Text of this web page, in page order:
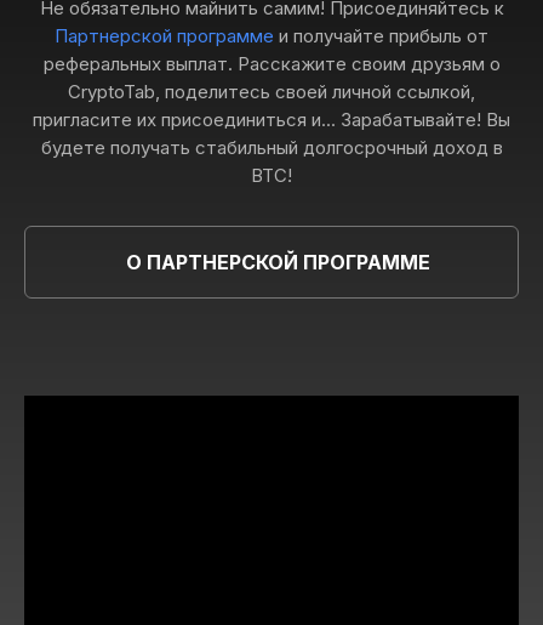
Не обязательно майнить самим! Присоединяйтесь к
Партнерской программе и получайте прибыль от
реферальных выплат. Расскажите своим друзьям о
CryptoTab, поделитесь своей личной ссылкой,
пригласите их присоединиться и... Зарабатывайте! Вы
будете получать стабильный долгосрочный доход в
BTC!
О ПАРТНЕРСКОЙ ПРОГРАММЕ